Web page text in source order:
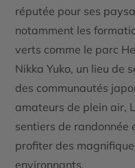
réputée pour ses
notamment les
verts comme le parc
Nikka Yuko, un lieu de
des communautés
amateurs de plein air,
sentiers de
profiter des
environnants.